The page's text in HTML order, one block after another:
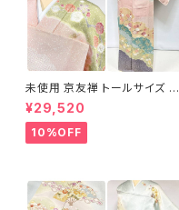
未使用 京友禅 トールサイズ 染
め分け 金彩 訪問着 袷 正絹 ピ
ンク 黄緑 紫 黄色 1438
¥29,520
10%OFF